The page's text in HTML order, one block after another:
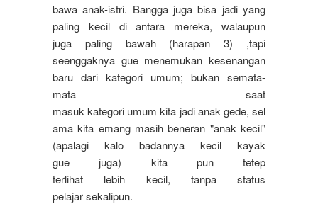
bawa anak-istri. Bangga juga bisa jadi yang
paling kecil di antara mereka, walaupun
juga paling bawah (harapan 3) ,tapi
seenggaknya gue menemukan kesenangan
baru dari kategori umum; bukan semata-
mata saat
masuk kategori umum kita jadi anak gede, sel
ama kita emang masih beneran "anak kecil"
(apalagi kalo badannya kecil kayak
gue juga) kita pun tetep
terlihat lebih kecil, tanpa status
pelajar sekalipun.